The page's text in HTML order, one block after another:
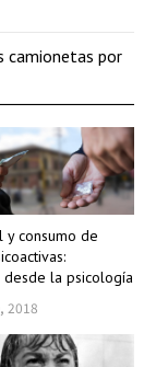
y consumo de
desde la psicología
2018
camionetas por